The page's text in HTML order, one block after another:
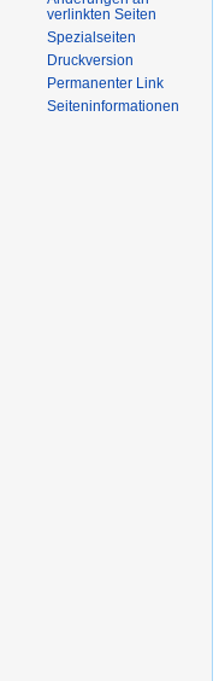
verlinkten Seiten
Spezialseiten
Druckversion
Permanenter Link
Seiten­informationen